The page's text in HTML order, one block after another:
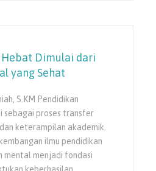
Dimulai dari
yang Sehat
S.KM Pendidikan
sebagai proses transfer
keterampilan akademik.
ilmu pendidikan
mental menjadi fondasi